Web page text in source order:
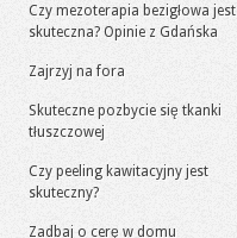
Czy mezoterapia bezigłowa jest
skuteczna? Opinie z Gdańska
Zajrzyj na fora
Skuteczne pozbycie się tkanki
tłuszczowej
Czy peeling kawitacyjny jest
skuteczny?
Zadbaj o cerę w domu